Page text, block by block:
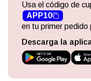
Usa el código de
APP10
en tu primer pedido
Descarga la